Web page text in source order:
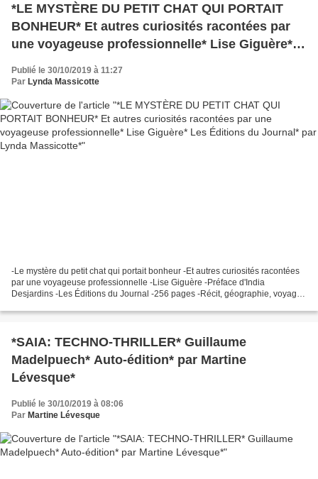
*LE MYSTÈRE DU PETIT CHAT QUI PORTAIT
BONHEUR* Et autres curiosités racontées par
une voyageuse professionnelle* Lise Giguère*
Publié le 30/10/2019 à 11:27
Par Lynda Massicotte
-Le mystère du petit chat qui portait bonheur -Et autres curiosités racontées
par une voyageuse professionnelle -Lise Giguère -Préface d'India
Desjardins -Les Éditions du Journal -256 pages -Récit, géographie, voyage,
*SAIA: TECHNO-THRILLER* Guillaume
Madelpuech* Auto-édition* par Martine
Lévesque*
Publié le 30/10/2019 à 08:06
Par Martine Lévesque